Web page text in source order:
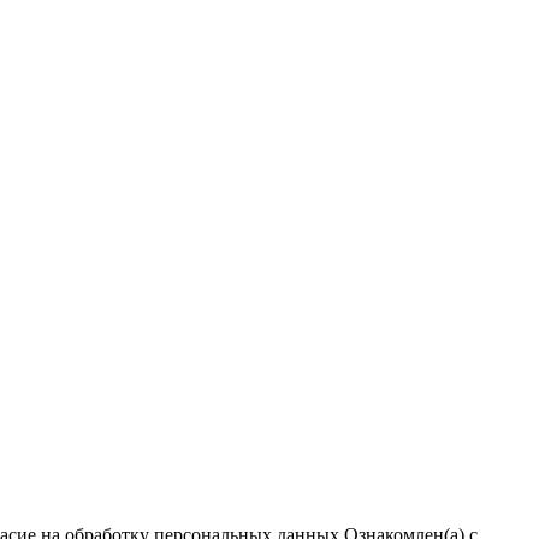
на обработку персональных данных Ознакомлен(а) с